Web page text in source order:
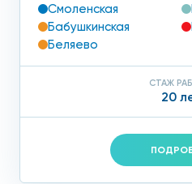
Смоленская
Бабушкинская
Беляево
СТАЖ
20